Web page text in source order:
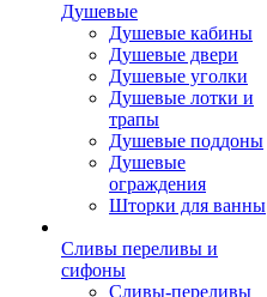
Душевые
Душевые кабины
Душевые двери
Душевые уголки
Душевые лотки и
трапы
Душевые поддоны
Душевые
ограждения
Шторки для ванны
Сливы переливы и
сифоны
Сливы-переливы